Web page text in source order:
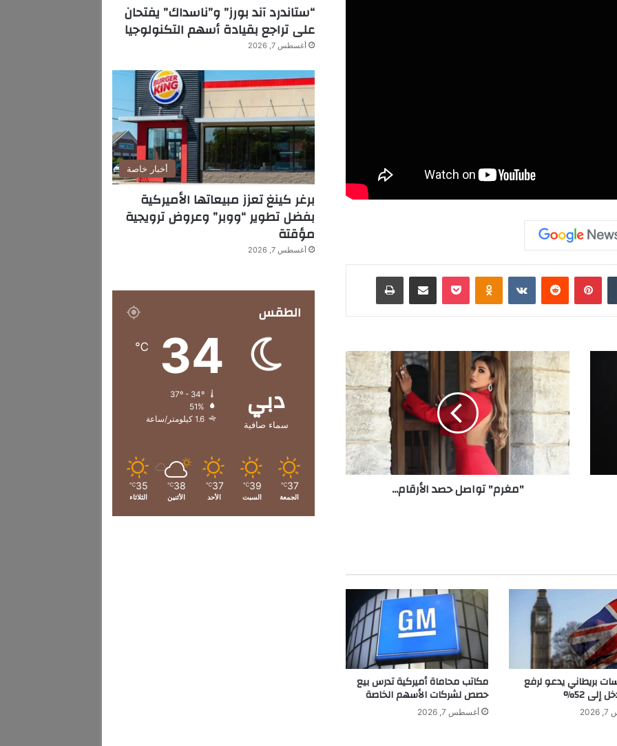
‏Tumblr بينتيريست ‏Reddit
‏VKontakte
Odnoklassniki
‫Pocket مشاركة عبر البريد طباعة
م
غ
م
ت
ا
ل
أ
ا
م
.
.
"مغرم" تواصل حصد الأرقام...
بريطاني يدعو لرفع
إلى 52%
مكاتب محاماة أميركية تدرس بيع
حصص لشركات الأسهم الخاصة
أغسطس 7, 2026
“ستاندرد آند بورز” و”ناسداك” يفتحان
على تراجع بقيادة أسهم التكنولوجيا
أغسطس 7, 2026
أخبار خاصة
برغر كينغ تعزز مبيعاتها الأميركية
بفضل تطوير “ووبر” وعروض ترويجية
مؤقتة
أغسطس 7, 2026
الطقس
دبي
سماء صافية
34
℃
51%
1.6 كيلومتر/ساعة
37
℃
الجمعة
39
℃
السبت
37
℃
الأحد
38
℃
الأثنين
35
℃
الثلاثاء